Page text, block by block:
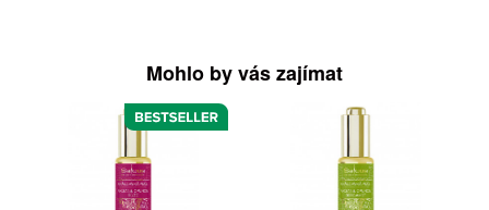
Mohlo by vás zajímat